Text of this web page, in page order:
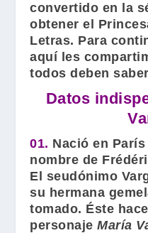
convertido en la
obtener el
Letras. Para
aquí les
todos deben
Datos
01. Nació en París
nombre de
El seudónimo
su hermana
tomado. Éste
personajeMaría